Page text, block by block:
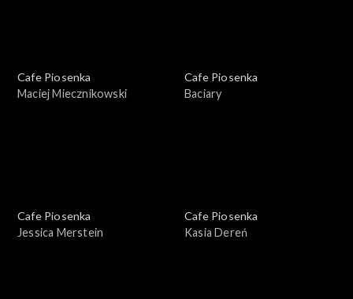
Cafe Piosenka
Maciej Miecznikowski
Cafe Piosenka
Baciary
Cafe Piosenka
Jessica Merstein
Cafe Piosenka
Kasia Dereń